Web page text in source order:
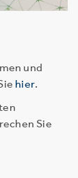
und
hier.
Sie